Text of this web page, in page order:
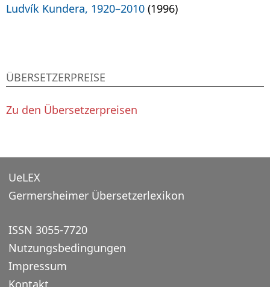
Ludvík Kundera, 1920–2010 (1996)
ÜBERSETZERPREISE
Zu den Übersetzerpreisen
UeLEX
Germersheimer Übersetzerlexikon
ISSN 3055-7720
Nutzungsbedingungen
Impressum
Kontakt